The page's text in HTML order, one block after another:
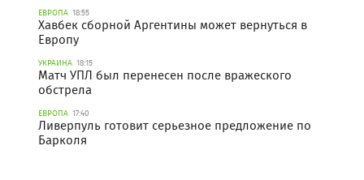
ЕВРОПА 18:55
Хавбек сборной Аргентины может вернуться в
Европу
УКРАИНА 18:15
Матч УПЛ был перенесен после вражеского
обстрела
ЕВРОПА 17:40
Ливерпуль готовит серьезное предложение по
Барколя